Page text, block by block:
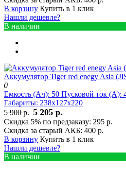
В корзину Купить в 1 клик
Нашли дешевле?
В наличии
Аккумулятор Tiger red enegy Asia
0
Емкость (Ач): 50 Пусковой ток (А):
Габариты: 238x127x220
5 900 р. 5 205 р.
Скидка 5% по предзаказу: 295 р.
Скидка за старый АКБ: 400 р.
В корзину Купить в 1 клик
Нашли дешевле?
В наличии